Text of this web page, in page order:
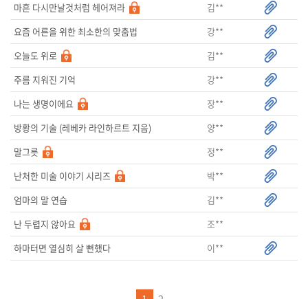
마흔 다시만날것처럼 헤어져라
김**
요즘 어른을 위한 최소한의 맞춤법
강**
오늘도 위로
김**
주름 지워진 기억
강**
나는 생명이에요
장**
방황의 기술 (레베카 라인하르트 지음)
양**
말그릇
정**
난처한 미술 이야기 시리즈
박**
엄마의 말 연습
김**
난 두렵지 않아요
조**
하마터면 열심히 살 뻔했다
이**